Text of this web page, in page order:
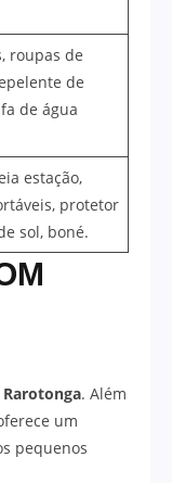
roupas de
de
de água
estação,
protetor
sol, boné.
Rarotonga. Além
um
pequenos